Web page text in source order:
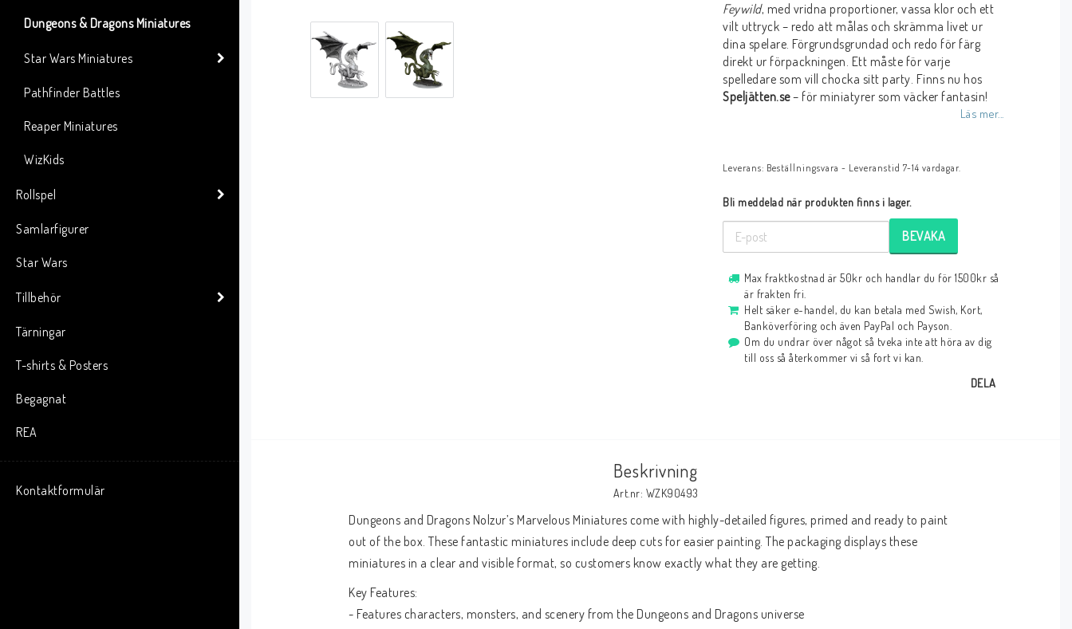
Dungeons & Dragons Miniatures
Star Wars Miniatures
Pathfinder Battles
Reaper Miniatures
WizKids
Rollspel
Samlarfigurer
Star Wars
Tillbehör
Tärningar
T-shirts & Posters
Begagnat
REA
Kontaktformulär
Feywild, med vridna proportioner, vassa klor och ett
vilt uttryck – redo att målas och skrämma livet ur
dina spelare. Förgrundsgrundad och redo för färg
direkt ur förpackningen. Ett måste för varje
spelledare som vill chocka sitt party. Finns nu hos
Speljätten.se– för miniatyrer som väcker fantasin!
Läs mer...
Leverans: Beställningsvara - Leveranstid 7-14 vardagar.
Bli meddelad när produkten finns i lager.
BEVAKA
Max fraktkostnad är 50kr och handlar du för 1500kr så
är frakten fri.
Helt säker e-handel, du kan betala med Swish, Kort,
Banköverföring och även PayPal och Payson.
Om du undrar över något så tveka inte att höra av dig
till oss så återkommer vi så fort vi kan.
DELA
Beskrivning
Art.nr: WZK90493
Dungeons and Dragons Nolzur’s Marvelous Miniatures come with highly-detailed figures, primed and ready to paint
out of the box. These fantastic miniatures include deep cuts for easier painting. The packaging displays these
miniatures in a clear and visible format, so customers know exactly what they are getting.
Key Features:
- Features characters, monsters, and scenery from the Dungeons and Dragons universe